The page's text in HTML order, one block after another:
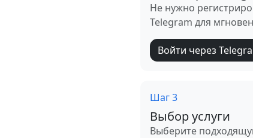
Не нужно
Telegram для
Войти через
Шаг 3
Выбор услуги
Выберите